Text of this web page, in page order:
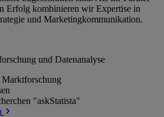
Erfolg kombinieren wir Expertise in
und Marketingkommunikation.
und Datenanalyse
"askStatista"